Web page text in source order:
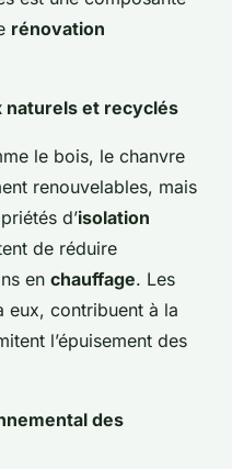
rénovation
naturels et recyclés
le bois, le chanvre
renouvelables, mais
d’isolation
de réduire
en chauffage. Les
eux, contribuent à la
l’épuisement des
des